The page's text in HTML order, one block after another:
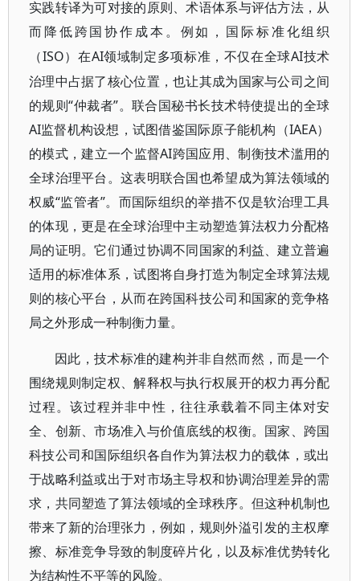
实践转译为可对接的原则、术语体系与评估方法，从
而降低跨国协作成本。例如，国际标准化组织
（ISO）在AI领域制定多项标准，不仅在全球AI技术
治理中占据了核心位置，也让其成为国家与公司之间
的规则“仲裁者”。联合国秘书长技术特使提出的全球
AI监督机构设想，试图借鉴国际原子能机构（IAEA）
的模式，建立一个监督AI跨国应用、制衡技术滥用的
全球治理平台。这表明联合国也希望成为算法领域的
权威“监管者”。而国际组织的举措不仅是软治理工具
的体现，更是在全球治理中主动塑造算法权力分配格
局的证明。它们通过协调不同国家的利益、建立普遍
适用的标准体系，试图将自身打造为制定全球算法规
则的核心平台，从而在跨国科技公司和国家的竞争格
局之外形成一种制衡力量。
因此，技术标准的建构并非自然而然，而是一个
围绕规则制定权、解释权与执行权展开的权力再分配
过程。该过程并非中性，往往承载着不同主体对安
全、创新、市场准入与价值底线的权衡。国家、跨国
科技公司和国际组织各自作为算法权力的载体，或出
于战略利益或出于对市场主导权和协调治理差异的需
求，共同塑造了算法领域的全球秩序。但这种机制也
带来了新的治理张力，例如，规则外溢引发的主权摩
擦、标准竞争导致的制度碎片化，以及标准优势转化
为结构性不平等的风险。